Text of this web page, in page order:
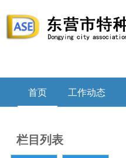
首页 工作动态
栏目列表